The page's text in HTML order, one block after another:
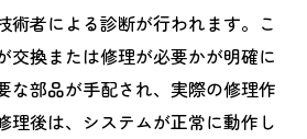
術者による診断が行われます。こ
交換または修理が必要かが明確に
な部品が手配され、実際の修理作
理後は、システムが正常に動作し